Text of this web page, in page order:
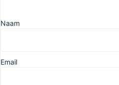
Naam
Email